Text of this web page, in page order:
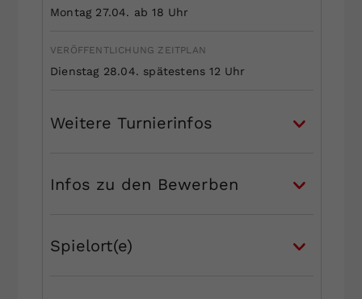
Montag 27.04. ab 18 Uhr
VERÖFFENTLICHUNG ZEITPLAN
Dienstag 28.04. spätestens 12 Uhr
Weitere Turnierinfos
Infos zu den Bewerben
Spielort(e)